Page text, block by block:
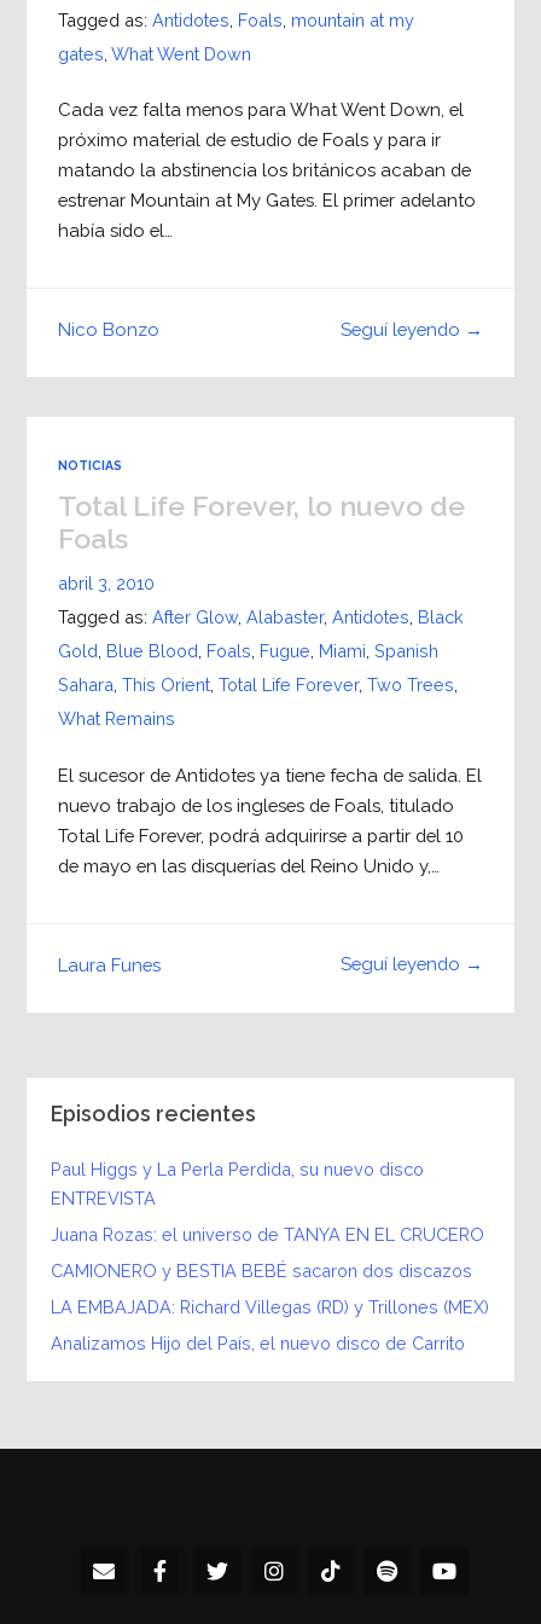
Tagged as: Antidotes Foals mountain at my
gates What Went Down
Cada vez falta menos para What Went Down, el
próximo material de estudio de Foals y para ir
matando la abstinencia los británicos acaban de
estrenar Mountain at My Gates. El primer adelanto
había sido el…
Seguí leyendo →
Nico Bonzo
NOTICIAS
Total Life Forever, lo nuevo de
Foals
abril 3, 2010
Tagged as: After Glow, Alabaster, Antidotes Black
Gold Blue Blood Foals Fugue Miami Spanish
Sahara This Orient, Total Life Forever, Two Trees
What Remains
El sucesor de Antidotes ya tiene fecha de salida. El
nuevo trabajo de los ingleses de Foals, titulado
Total Life Forever, podrá adquirirse a partir del 10
de mayo en las disquerías del Reino Unido y,…
Seguí leyendo →
Laura Funes
Episodios recientes
Paul Higgs y La Perla Perdida, su nuevo disco
ENTREVISTA
Juana Rozas: el universo de TANYA EN EL CRUCERO
CAMIONERO y BESTIA BEBÉ sacaron dos discazos
LA EMBAJADA: Richard Villegas (RD) y Trillones (MEX)
Analizamos Hijo del País, el nuevo disco de Carrito